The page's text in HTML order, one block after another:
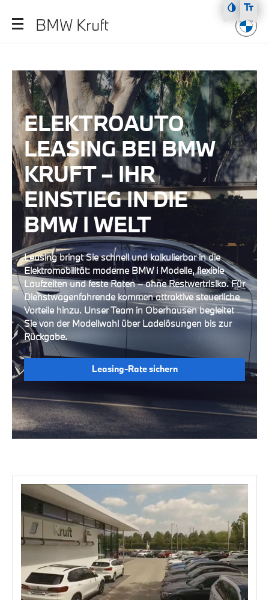
Zum Hauptmenü
Zum Inhalt
Zur Fußzeile
BMW Kruft
ELEKTROAUTO
LEASING BEI BMW
KRUFT – IHR
EINSTIEG IN DIE
BMW I WELT
Leasing bringt Sie schnell und kalkulierbar in die
Elektromobilität: moderne BMW i Modelle, flexible
Laufzeiten und feste Raten – ohne Restwertrisiko. Für
Dienstwagenfahrende kommen attraktive steuerliche
Vorteile hinzu. Unser Team in Oberhausen begleitet
Sie von der Modellwahl über Lade­lösungen bis zur
Rückgabe.
Leasing-Rate sichern